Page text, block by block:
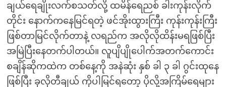
ချယ်ရေချိုးလက်စသတ်လို့ ထမိန်ရေညစ် ခါးကုန်းလိုက်
တိုင်း နောက်ကနေမြင်ရတဲ့ ဖင်အိုးထွားကြီး ကုန်းကုန်းကြီး
ဖြစ်တာမြင်လိုက်တာနဲ့ လရည်က အလိုလိုထိန်းမရဖြစ်ပြီး
အမြဲပြီးနေတက်ပါတယ်။ လူပျိပျိုပေါက်အတက်ကောင်း
စချိန်ဆိုကထဲက တစ်နေ့ကို အနဲဆုံး နှစ် ခါ ၃ ခါ ဂွင်းထုနေ
ဖြစ်ပြီး ခုလိုတီချယ် ကိုပါမြင်ရတော့ ပိုလို့အကြိမ်ရေများ